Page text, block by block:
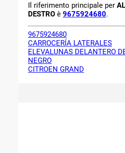
Il riferimento principale per
DESTRO è 9675924680.
9675924680
CARROCERÍA LATERALES
ELEVALUNAS DELANTERO
NEGRO
CITROEN GRAND